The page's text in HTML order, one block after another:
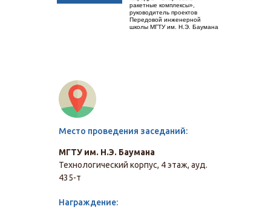
ракетные комплексы»,
руководитель проектов
Передовой инженерной
школы МГТУ им. Н.Э. Баумана
МГТУ им. Н.Э. Баумана
Технологический корпус, 4 этаж, ауд.
435-т
Место проведения заседаний:
Награждение: